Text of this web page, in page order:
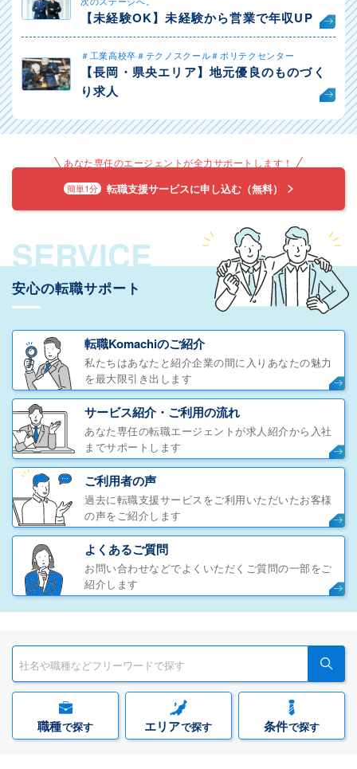
【未経験OK】未経験から営業で年収UP
＃工業高校卒＃テクノスクール＃ポリテクセンター
【長岡・県央エリア】地元優良のものづく
り求人
あなた専任のエージェントが全力サポートします！
簡単1分 転職支援サービスに申し込む（無料）
SERVICE
安心の転職サポート
転職Komachiのご紹介
私たちはあなたと紹介企業の間に入りあなたの魅力
を最大限引き出します
サービス紹介・ご利用の流れ
あなた専任の転職エージェントが求人紹介から入社
までサポートします
ご利用者の声
過去に転職支援サービスをご利用いただいたお客様
の声をご紹介します
よくあるご質問
お問い合わせなどでよくいただくご質問の一部をご
紹介します
職種で探す エリアで探す 条件で探す